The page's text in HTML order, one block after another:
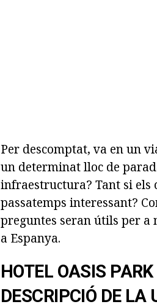
Per descomptat, va en un
un determinat lloc de
infraestructura? Tant si els
passatemps interessant?
preguntes seran útils per a
a Espanya.
HOTEL OASIS
DESCRIPCIÓ DE LA